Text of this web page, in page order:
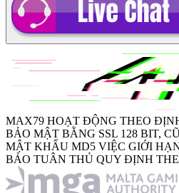
MAX79 HOẠT ĐỘNG THEO
BẢO MẬT BẰNG SSL 128 BIT,
MẬT KHẨU MD5 VIỆC GIỚI
BẢO TUÂN THỦ QUY ĐỊNH